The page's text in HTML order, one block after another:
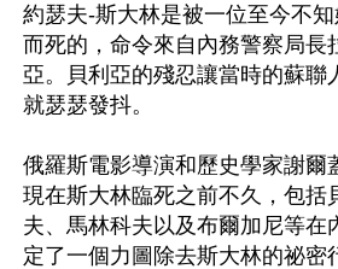
約瑟夫-斯大林是被一位至今不
而死的，命令來自內務警察局長
亞。貝利亞的殘忍讓當時的蘇聯
就瑟瑟發抖。
俄羅斯電影導演和歷史學家謝爾
現在斯大林臨死之前不久，包括
夫、馬林科夫以及布爾加尼等在
定了一個力圖除去斯大林的祕密